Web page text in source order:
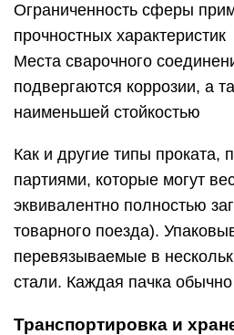
Ограниченность сферы
прочностных характеристик
Места сварочного
подвергаются коррозии, а
наименьшей стойкостью
Как и другие типы проката,
партиями, которые могут
эквивалентно полностью
товарного поезда).
перевязываемые в
стали. Каждая пачка
Транспортировка и